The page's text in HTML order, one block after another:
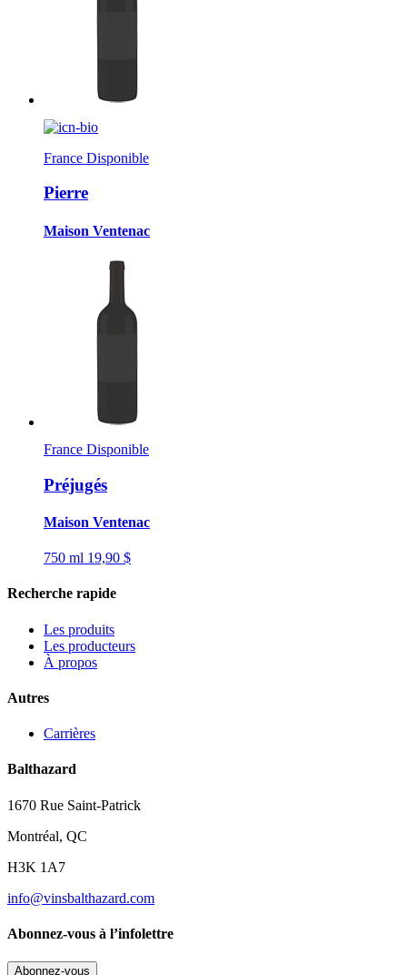
France Disponible
Pierre
Maison Ventenac
France Disponible
Préjugés
Maison Ventenac
750 ml 19,90 $
Recherche rapide
Les produits
Les producteurs
À propos
Autres
Carrières
Balthazard
1670 Rue Saint-Patrick
Montréal, QC
H3K 1A7
info@vinsbalthazard.com
Abonnez-vous à l’infolettre
Abonnez-vous